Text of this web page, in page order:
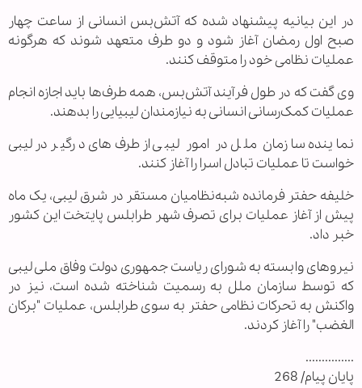
در این بیانیه پیشنهاد شده که آتش‌بس انسانی از ساعت چهار
صبح اول رمضان آغاز شود و دو طرف متعهد شوند که هرگونه
عملیات نظامی خود را متوقف کنند.
وی گفت که در طول فرآیند آتش‌بس، همه طرف‌ها باید اجازه انجام
عملیات کمک‌رسانی انسانی به نیازمندان لیبیایی را بدهند.
نماینده سازمان ملل در امور لیبی از طرف‌های درگیر در لیبی
خواست تا عملیات تبادل اسرا را آغاز کنند.
خلیفه حفتر فرمانده شبه‌نظامیان مستقر در شرق لیبی، یک ماه
پیش از آغاز عملیات برای تصرف شهر طرابلس پایتخت این کشور
خبر داد.
نیروهای وابسته به شورای ریاست جمهوری دولت وفاق ملی لیبی
که توسط سازمان ملل به رسمیت شناخته شده است، نیز در
واکنش به تحرکات نظامی حفتر به سوی طرابلس، عملیات "برکان
الغضب" را آغاز کردند.
...............
پایان پیام/ 268